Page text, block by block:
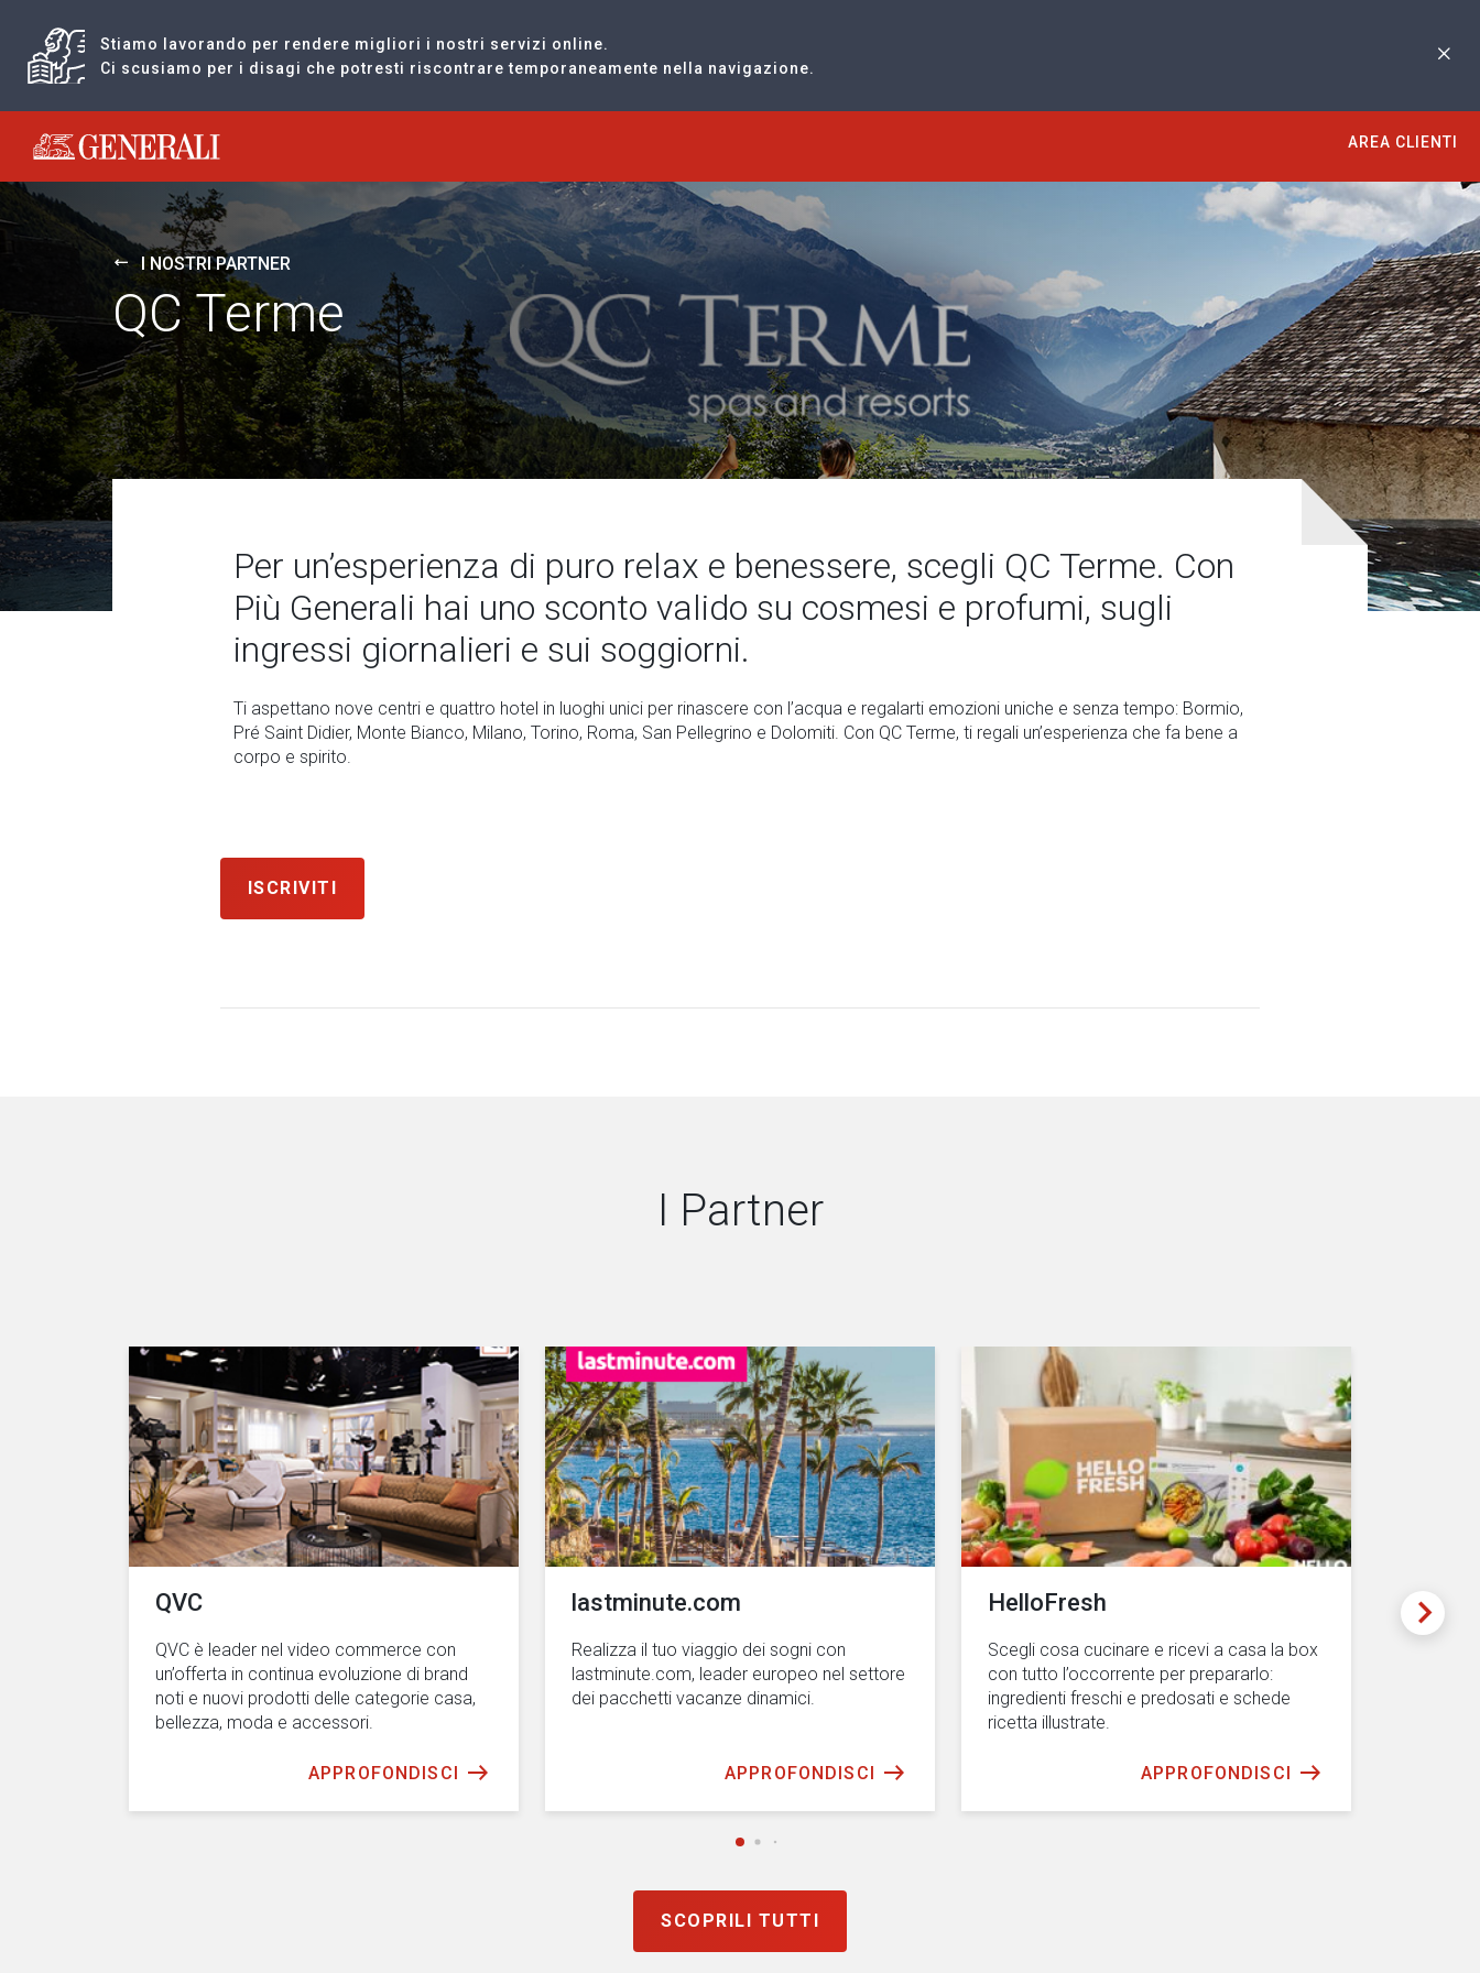
Stiamo lavorando per rendere migliori i nostri servizi online.
Ci scusiamo per i disagi che potresti riscontrare temporaneamente nella navigazione.
Generali logo
AREA CLIENTI
I NOSTRI PARTNER
QC Terme
Per un’esperienza di puro relax e benessere, scegli QC Terme. Con
Più Generali hai uno sconto valido su cosmesi e profumi, sugli
ingressi giornalieri e sui soggiorni.
Ti aspettano nove centri e quattro hotel in luoghi unici per rinascere con l’acqua e regalarti emozioni uniche e senza tempo: Bormio,
Pré Saint Didier, Monte Bianco, Milano, Torino, Roma, San Pellegrino e Dolomiti. Con QC Terme, ti regali un’esperienza che fa bene a
corpo e spirito.
ISCRIVITI
I Partner
QVC
QVC è leader nel video commerce con
un’offerta in continua evoluzione di brand
noti e nuovi prodotti delle categorie casa,
bellezza, moda e accessori.
APPROFONDISCI
lastminute.com
Realizza il tuo viaggio dei sogni con
lastminute.com, leader europeo nel settore
dei pacchetti vacanze dinamici.
APPROFONDISCI
HelloFresh
Scegli cosa cucinare e ricevi a casa la box
con tutto l’occorrente per prepararlo:
ingredienti freschi e predosati e schede
ricetta illustrate.
APPROFONDISCI
SCOPRILI TUTTI